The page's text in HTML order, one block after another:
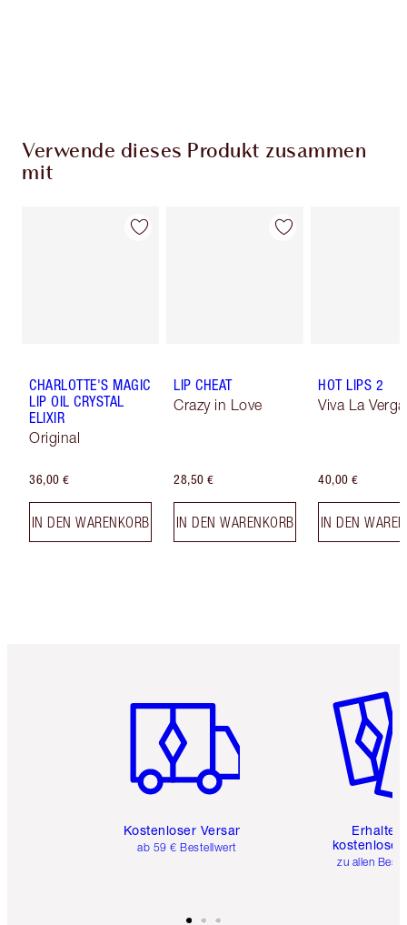
Verwende dieses Produkt zusammen
mit
CHARLOTTE'S MAGIC
LIP OIL CRYSTAL
ELIXIR
Original
36,00 €
IN DEN WARENKORB
LIP CHEAT
Crazy in Love
28,50 €
IN DEN WARENKORB
HOT LIPS 2
Viva La
40,00 €
IN DEN
Kostenloser Versand
ab 59 € Bestellwert
Erhalte
kostenlose
zu allen